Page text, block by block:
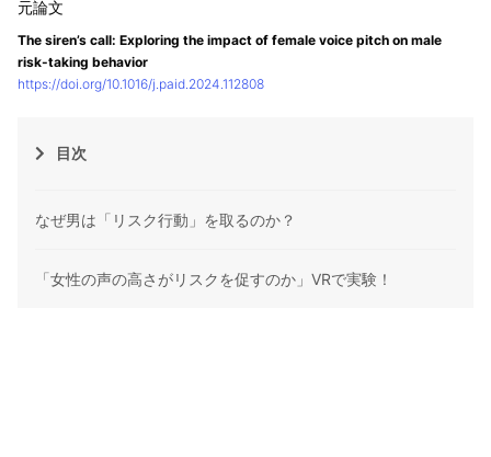
The siren’s call: Exploring the impact of female voice pitch on male
risk-taking behavior
https://doi.org/10.1016/j.paid.2024.112808
目次
なぜ男は「リスク行動」を取るのか？
「女性の声の高さがリスクを促すのか」VRで実験！